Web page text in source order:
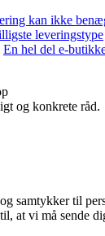
kan ikke
leveringstype
En hel del e-
og konkrete råd.
samtykker til
at vi må sende